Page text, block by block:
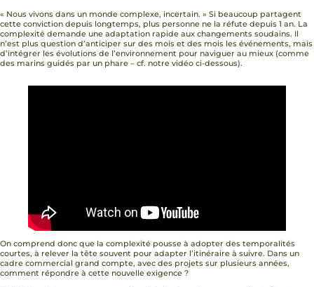
« Nous vivons dans un monde complexe, incertain. » Si beaucoup partagent
cette conviction depuis longtemps, plus personne ne la réfute depuis 1 an. La
complexité demande une adaptation rapide aux changements soudains. Il
n’est plus question d’anticiper sur des mois et des mois les événements, mais
d’intégrer les évolutions de l’environnement pour naviguer au mieux (comme
des marins guidés par un phare – cf. notre vidéo ci-dessous).
On comprend donc que la complexité pousse à adopter des temporalités
courtes, à relever la tête souvent pour adapter l’itinéraire à suivre. Dans un
cadre commercial grand compte, avec des projets sur plusieurs années,
comment répondre à cette nouvelle exigence ?